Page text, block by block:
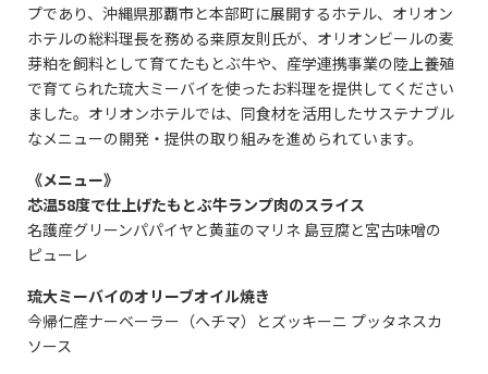
プであり、沖縄県那覇市と本部町に展開するホテル、オリオン
ホテルの総料理長を務める桒原友則氏が、オリオンビールの麦
芽粕を飼料として育てたもとぶ牛や、産学連携事業の陸上養殖
で育てられた琉大ミーバイを使ったお料理を提供してください
ました。オリオンホテルでは、同食材を活用したサステナブル
なメニューの開発・提供の取り組みを進められています。
《メニュー》
芯温58度で仕上げたもとぶ牛ランプ肉のスライス
名護産グリーンパパイヤと黄韮のマリネ 島豆腐と宮古味噌の
ピューレ
琉大ミーバイのオリーブオイル焼き
今帰仁産ナーベーラー（ヘチマ）とズッキーニ プッタネスカ
ソース